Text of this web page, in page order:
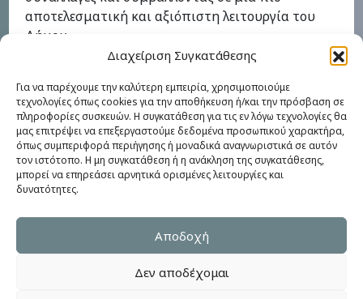
Διαχείριση Συγκατάθεσης
Για να παρέχουμε την καλύτερη εμπειρία, χρησιμοποιούμε
τεχνολογίες όπως cookies για την αποθήκευση ή/και την πρόσβαση σε
πληροφορίες συσκευών. Η συγκατάθεση για τις εν λόγω τεχνολογίες θα
μας επιτρέψει να επεξεργαστούμε δεδομένα προσωπικού χαρακτήρα,
όπως συμπεριφορά περιήγησης ή μοναδικά αναγνωριστικά σε αυτόν
τον ιστότοπο. Η μη συγκατάθεση ή η ανάκληση της συγκατάθεσης,
μπορεί να επηρεάσει αρνητικά ορισμένες λειτουργίες και
δυνατότητες.
Αποδοχή
Δεν αποδέχομαι
αποτελεσματική και αξιόπιστη λειτουργία του
Δήμου.
© COPYRIGHT ΗΛΕΚΤΡΟΝΙΚΈΣ ΥΠΗΡΕΣΊΕΣ 2026
DEVELOPMENT BYΕΓΚΡΙΤΟΣ GROUP| GRAPHICS
CIRCUS DESIGN STUDIO
Πολιτική Απορρήτου